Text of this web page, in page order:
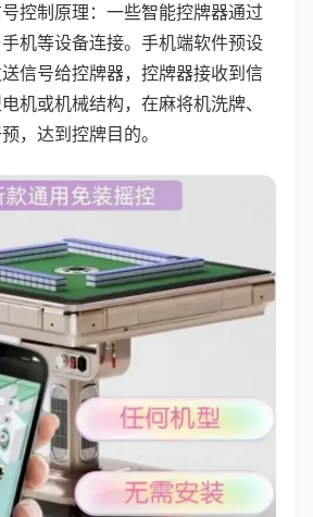
控制原理：一些智能控牌器通过
机等设备连接。手机端软件预设
信号给控牌器，控牌器接收到信
机或机械结构，在麻将机洗牌、
，达到控牌目的。